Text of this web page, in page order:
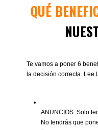
QUÉ
Te vamos a poner 6
la decisión correcta. Lee
ANUNCIOS: Solo
No tendrás que